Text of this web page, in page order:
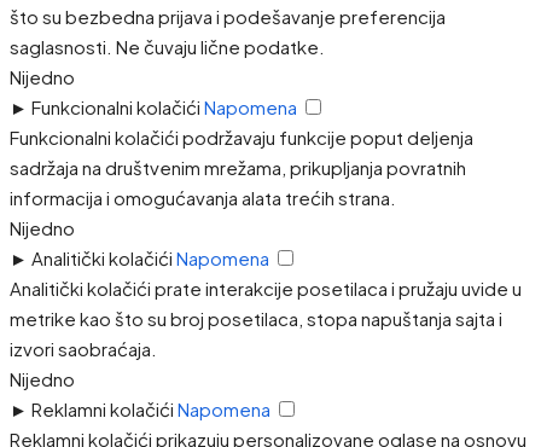
što su bezbedna prijava i podešavanje preferencija
saglasnosti. Ne čuvaju lične podatke.
Nijedno
► Funkcionalni kolačići Napomena
Funkcionalni kolačići podržavaju funkcije poput deljenja
sadržaja na društvenim mrežama, prikupljanja povratnih
informacija i omogućavanja alata trećih strana.
Nijedno
► Analitički kolačići Napomena
Analitički kolačići prate interakcije posetilaca i pružaju uvide u
metrike kao što su broj posetilaca, stopa napuštanja sajta i
izvori saobraćaja.
Nijedno
► Reklamni kolačići Napomena
Reklamni kolačići prikazuju personalizovane oglase na osnovu